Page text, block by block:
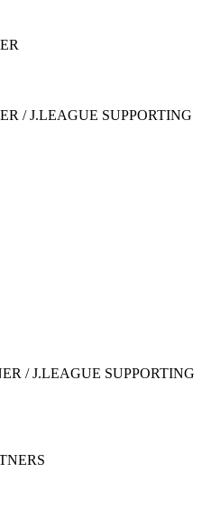
/ J.LEAGUE SUPPORTING
/ J.LEAGUE SUPPORTING